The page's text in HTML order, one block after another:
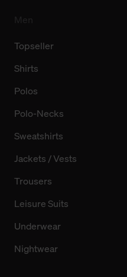
Topseller
Shirts
Polos
Polo-Necks
Sweatshirts
Jackets / Vests
Trousers
Leisure Suits
Underwear
Nightwear